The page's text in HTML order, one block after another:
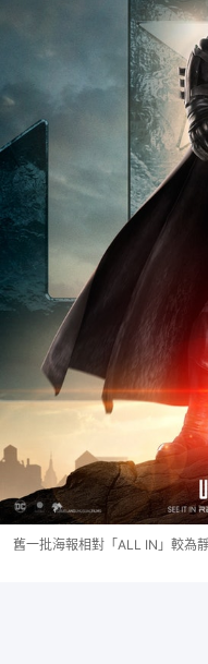
舊一批海報相對「ALL IN」較為